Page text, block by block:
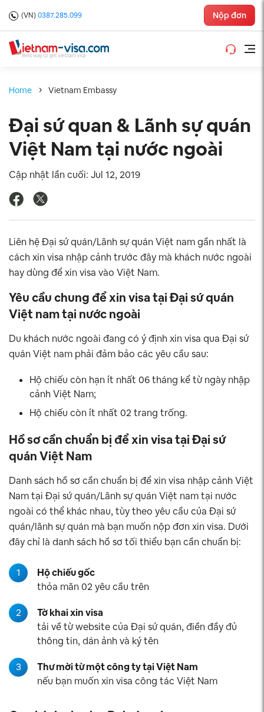
(VN)0387.285.099 Nộp đơn
Home Vietnam Embassy
Đại sứ quan & Lãnh sự quán
Việt Nam tại nước ngoài
Cập nhật lần cuối: Jul 12, 2019
Liên hệ Đại sứ quán/Lãnh sự quán Việt nam gần nhất là
cách xin visa nhập cảnh trước đây mà khách nước ngoài
hay dùng để xin visa vào Việt Nam.
Yêu cầu chung để xin visa tại Đại sứ quán
Việt nam tại nước ngoài
Du khách nước ngoài đang có ý định xin visa qua Đại sứ
quán Việt nam phải đảm bảo các yêu cầu sau:
Hộ chiếu còn hạn ít nhất 06 tháng kể từ ngày nhập
cảnh Việt Nam;
Hộ chiếu còn ít nhất 02 trang trống.
Hồ sơ cần chuẩn bị để xin visa tại Đại sứ
quán Việt Nam
Danh sách hồ sơ cần chuẩn bị để xin visa nhập cảnh Việt
Nam tại Đại sứ quán/Lãnh sự quán Việt nam tại nước
ngoài có thể khác nhau, tùy theo yêu cầu của Đại sứ
quán/lãnh sự quán mà bạn muốn nộp đơn xin visa. Dưới
đây chỉ là danh sách hồ sơ tối thiểu bạn cần chuẩn bị:
1
Hộ chiếu gốc
thỏa mãn 02 yêu cầu trên
2
Tờ khai xin visa
tải về từ website của Đại sứ quán, điền đầy đủ
thông tin, dán ảnh và ký tên
3
Thư mời từ một công ty tại Việt Nam
nếu bạn muốn xin visa công tác Việt Nam